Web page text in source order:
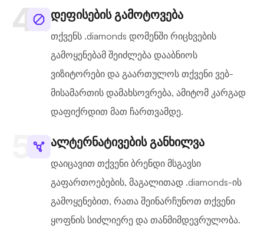
დეფისების გამოტოვება
თქვენს .diamonds დომენში რიცხვების
გამოყენებამ შეიძლება დააბნიოს
ვიზიტორები და გაართულოს თქვენი ვებ-
მისამართის დამახსოვრება, ამიტომ კარგად
დაფიქრდით მათ ჩართვამდე.
ალტერნატივების განხილვა
დაიცავით თქვენი ბრენდი მსგავსი
გაფართოებების, მაგალითად .diamonds-ის
გამოყენებით, რათა შეინარჩუნოთ თქვენი
ყოფნის სიძლიერე და თანმიმდევრულობა.